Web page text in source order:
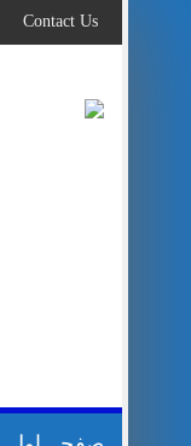
to
content
Contact Us